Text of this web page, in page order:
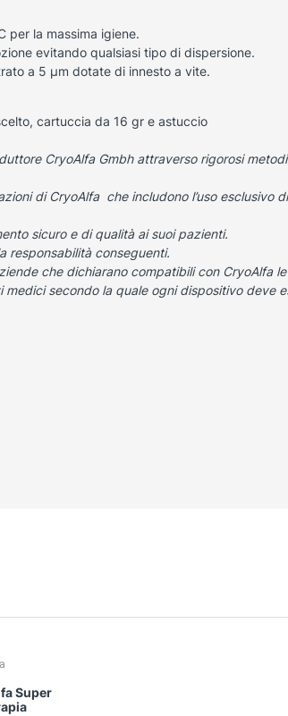
per la massima igiene.
evitando qualsiasi tipo di dispersione.
a 5 μm dotate di innesto a vite.
cartuccia da 16 gr e astuccio
CryoAlfa Gmbh attraverso rigorosi
di CryoAlfa che includono l’uso esclusivo
sicuro e di qualità ai suoi pazienti.
responsabilità conseguenti.
che dichiarano compatibili con CryoAlfa
secondo la quale ogni dispositivo deve
Super